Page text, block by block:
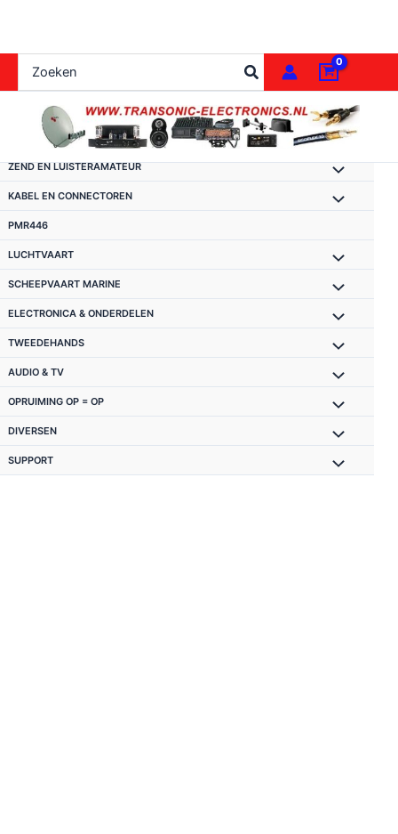
de
inhoud
naar:
ZEND EN LUISTERAMATEUR
KABEL EN CONNECTOREN
PMR446
LUCHTVAART
SCHEEPVAART MARINE
ELECTRONICA & ONDERDELEN
TWEEDEHANDS
AUDIO & TV
OPRUIMING OP = OP
DIVERSEN
SUPPORT